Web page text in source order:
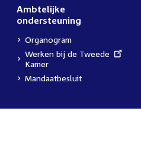
Ambtelijke
ondersteuning
Organogram
External
link:
Werken bij de Tweede
Kamer
Mandaatbesluit